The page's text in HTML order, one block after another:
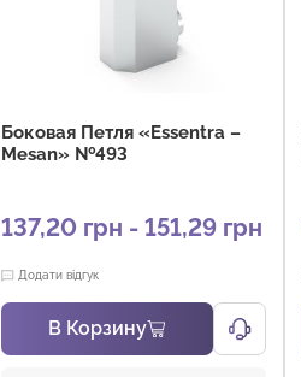
Боковая Петля «Essentra –
Mesan» №493
137,20 грн - 151,29 грн
Додати відгук
В Корзину